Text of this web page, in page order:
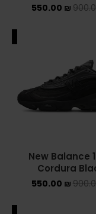
550.00 ₪
New Balance
Cordura
550.00 ₪